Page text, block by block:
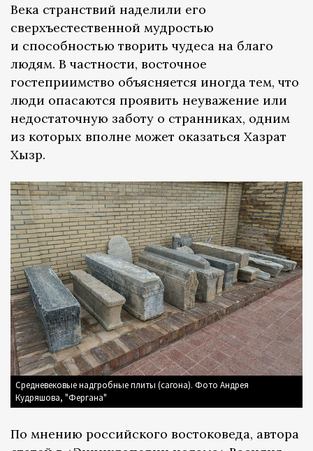
Века странствий наделили его
сверхъестественной мудростью
и способностью творить чудеса на благо
людям. В частности, восточное
гостеприимство объясняется иногда тем, что
люди опасаются проявить неуважение или
недостаточную заботу о странниках, одним
из которых вполне может оказаться Хазрат
Хызр.
Средневековые надгробные плиты (сагона). Фото Андрея
Кудряшова, "Фергана"
По мнению российского востоковеда, автора